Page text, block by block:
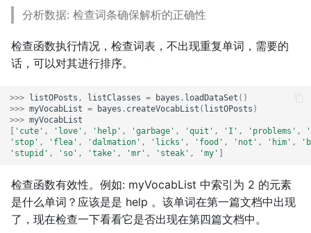
分析数据: 检查词条确保解析的正确性
检查函数执行情况，检查词表，不出现重复单词，需要的
话，可以对其进行排序。
>>> listOPosts , listClasses = bayes . loadDataSet ()
>>> myVocabList = bayes . createVocabList ( listOPosts )
>>> myVocabList
'cute' , 'love' , 'help' , 'garbage' , 'quit' , 'I' , 'problems' ,
'stop' , 'flea' , 'dalmation' , 'licks' , 'food' , 'not' , 'him' ,
'stupid' , 'so' , 'take' , 'mr' , 'steak' , 'my'
检查函数有效性。例如: myVocabList 中索引为 2 的元素
是什么单词？应该是是 help 。该单词在第一篇文档中出现
了，现在检查一下看看它是否出现在第四篇文档中。